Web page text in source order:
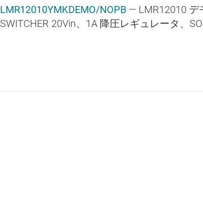
LMR12010YMKDEMO/NOPB — LMR12010 デ
SWITCHER 20Vin、1A 降圧レギュレータ、